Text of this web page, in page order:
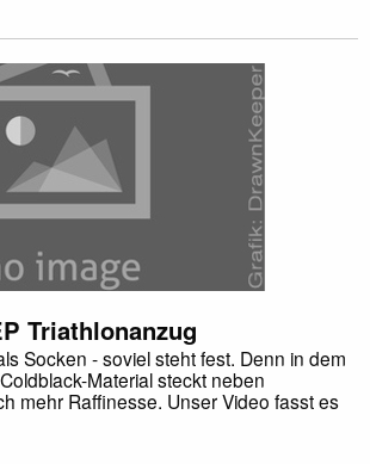
Triathlonanzug
Socken - soviel steht fest. Denn in dem
Material steckt neben
mehr Raffinesse. Unser Video fasst es